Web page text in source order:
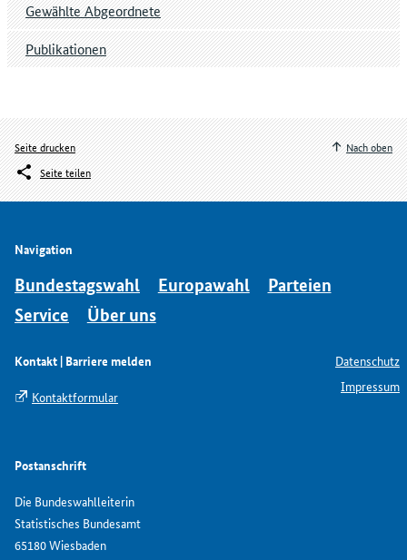
Gewählte Abgeordnete
Publikationen
Seite drucken
Seite teilen
Nach oben
Navigation
Bundestagswahl Europawahl
Parteien
Service
Über uns
Kontakt | Barriere melden
Kontaktformular
Postanschrift
Die Bundeswahlleiterin
Statistisches Bundesamt
65180 Wiesbaden
Datenschutz
Impressum